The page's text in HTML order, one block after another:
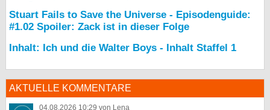
Stuart Fails to Save the Universe - Episodenguide:
#1.02 Spoiler: Zack ist in dieser Folge
Inhalt: Ich und die Walter Boys - Inhalt Staffel 1
AKTUELLE KOMMENTARE
04.08.2026 10:29 von Lena